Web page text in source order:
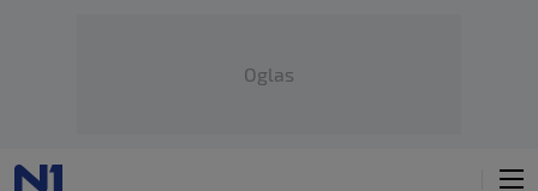
Oglas